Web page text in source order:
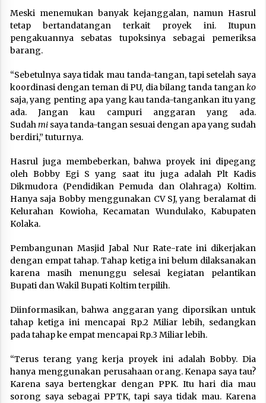
Meski menemukan banyak kejanggalan, namun Hasrul
tetap bertandatangan terkait proyek ini. Itupun
pengakuannya sebatas tupoksinya sebagai pemeriksa
barang.
“Sebetulnya saya tidak mau tanda-tangan, tapi setelah saya
koordinasi dengan teman di PU, dia bilang tanda tanganko
saja, yang penting apa yang kau tanda-tangankan itu yang
ada. Jangan kau campuri anggaran yang ada.
Sudahmi saya tanda-tangan sesuai dengan apa yang sudah
berdiri,” tuturnya.
Hasrul juga membeberkan, bahwa proyek ini dipegang
oleh Bobby Egi S yang saat itu juga adalah Plt Kadis
Dikmudora (Pendidikan Pemuda dan Olahraga) Koltim.
Hanya saja Bobby menggunakan CV SJ, yang beralamat di
Kelurahan Kowioha, Kecamatan Wundulako, Kabupaten
Kolaka.
Pembangunan Masjid Jabal Nur Rate-rate ini dikerjakan
dengan empat tahap. Tahap ketiga ini belum dilaksanakan
karena masih menunggu selesai kegiatan pelantikan
Bupati dan Wakil Bupati Koltim terpilih.
Diinformasikan, bahwa anggaran yang diporsikan untuk
tahap ketiga ini mencapai Rp.2 Miliar lebih, sedangkan
pada tahap ke empat mencapai Rp.3 Miliar lebih.
“Terus terang yang kerja proyek ini adalah Bobby. Dia
hanya menggunakan perusahaan orang. Kenapa saya tau?
Karena saya bertengkar dengan PPK. Itu hari dia mau
sorong saya sebagai PPTK, tapi saya tidak mau. Karena